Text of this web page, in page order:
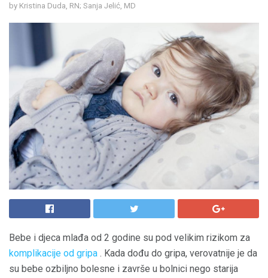
by Kristina Duda, RN; Sanja Jelić, MD
Bebe i djeca mlađa od 2 godine su pod velikim rizikom za
komplikacije od gripa . Kada dođu do gripa, verovatnije je da
su bebe ozbiljno bolesne i završe u bolnici nego starija